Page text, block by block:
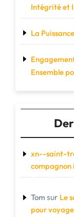
Intégrité et
La
Ensemble
xn--saint-
compagnon
Tom sur Le
pour